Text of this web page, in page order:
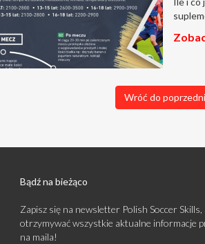
Wróć do
Bądź na bieżąco
Zapisz się na newsletter Polish Soccer Skills,
otrzymywać wszystkie aktualne informacje
na maila!